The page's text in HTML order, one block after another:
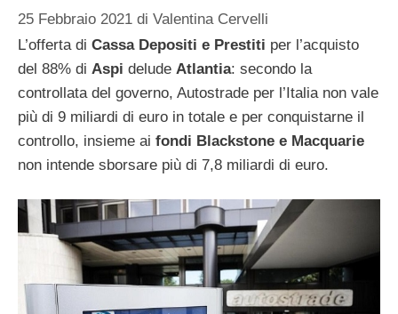
25 Febbraio 2021 di Valentina Cervelli
L’offerta di Cassa Depositi e Prestiti per l’acquisto
del 88% di Aspi delude Atlantia: secondo la
controllata del governo, Autostrade per l’Italia non vale
più di 9 miliardi di euro in totale e per conquistarne il
controllo, insieme ai fondi Blackstone e Macquarie
non intende sborsare più di 7,8 miliardi di euro.